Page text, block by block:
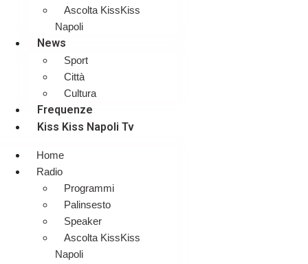
Ascolta KissKiss
Napoli
News
Sport
Città
Cultura
Frequenze
Kiss Kiss Napoli Tv
Home
Radio
Programmi
Palinsesto
Speaker
Ascolta KissKiss
Napoli